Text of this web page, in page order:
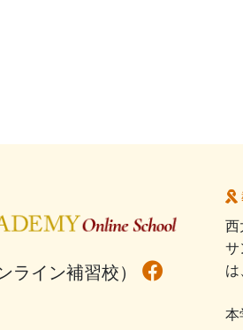
ライン補習校）
西
サ
は
本